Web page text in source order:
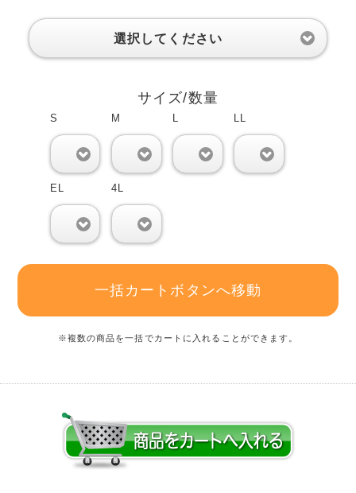
選択してください
サイズ/数量
S M L LL
EL 4L
一括カートボタンへ移動
※複数の商品を一括でカートに入れることができます。